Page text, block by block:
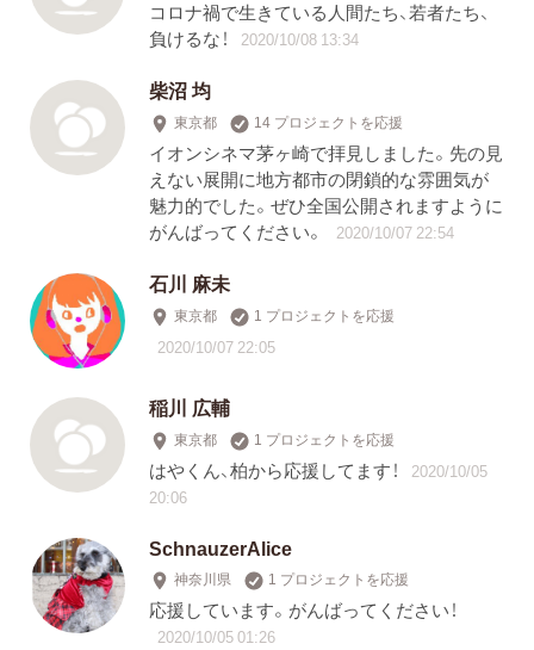
コロナ禍で生きている人間たち、若者たち、
負けるな！
2020/10/08 13:34
柴沼 均
東京都 14 プロジェクトを応援
イオンシネマ茅ヶ崎で拝見しました。先の見
えない展開に地方都市の閉鎖的な雰囲気が
魅力的でした。ぜひ全国公開されますように
がんばってください。
2020/10/07 22:54
石川 麻未
東京都 1 プロジェクトを応援
2020/10/07 22:05
稲川 広輔
東京都 1 プロジェクトを応援
はやくん、柏から応援してます！
2020/10/05
20:06
SchnauzerAlice
神奈川県 1 プロジェクトを応援
応援しています。がんばってください！
2020/10/05 01:26